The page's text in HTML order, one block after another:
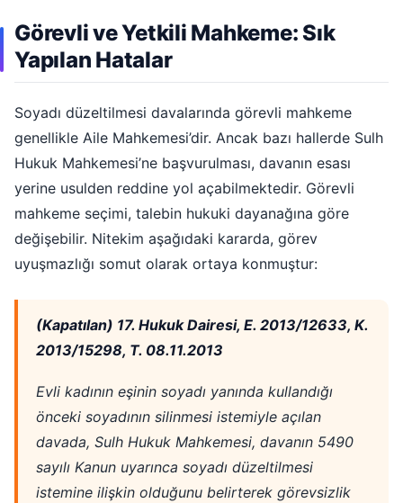
Görevli ve Yetkili Mahkeme: Sık
Yapılan Hatalar
Soyadı düzeltilmesi davalarında görevli mahkeme
genellikle Aile Mahkemesi’dir. Ancak bazı hallerde Sulh
Hukuk Mahkemesi’ne başvurulması, davanın esası
yerine usulden reddine yol açabilmektedir. Görevli
mahkeme seçimi, talebin hukuki dayanağına göre
değişebilir. Nitekim aşağıdaki kararda, görev
uyuşmazlığı somut olarak ortaya konmuştur:
(Kapatılan) 17. Hukuk Dairesi, E. 2013/12633, K.
2013/15298, T. 08.11.2013
Evli kadının eşinin soyadı yanında kullandığı
önceki soyadının silinmesi istemiyle açılan
davada, Sulh Hukuk Mahkemesi, davanın 5490
sayılı Kanun uyarınca soyadı düzeltilmesi
istemine ilişkin olduğunu belirterek görevsizlik